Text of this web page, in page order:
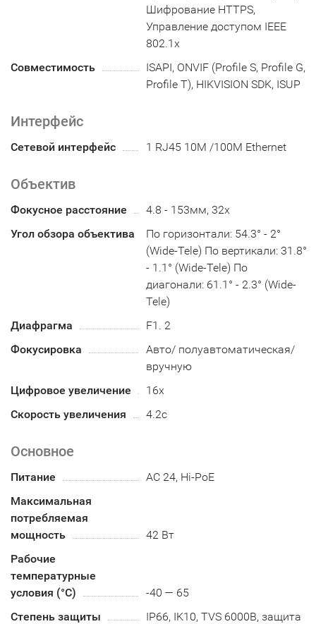
Шифрование HTTPS,
Управление доступом IEEE
802.1x
Совместимость
ISAPI, ONVIF (Profile S, Profile G,
Profile T), HIKVISION SDK, ISUP
Интерфейс
Сетевой интерфейс 1 RJ45 10M /100M Ethernet
Объектив
Фокусное расстояние
4.8 - 153мм, 32х
Угол обзора объектива
По горизонтали: 54.3° - 2°
(Wide-Tele) По вертикали: 31.8°
- 1.1° (Wide-Tele) По
диагонали: 61.1° - 2.3° (Wide-
Tele)
Диафрагма
F1. 2
Фокусировка
Авто/ полуавтоматическая/
вручную
Цифровое увеличение
16x
Скорость увеличения
4.2с
Основное
Питание
AC 24, Hi-PoE
Максимальная
потребляемая
мощность
42 Вт
Рабочие
температурные
условия (°С)
-40 — 65
Степень защиты
IP66, IK10, TVS 6000В, защита